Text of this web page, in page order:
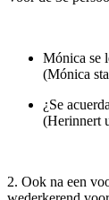
Mónica se
(Mónica
¿Se
(Herinnert
2. Ook na een